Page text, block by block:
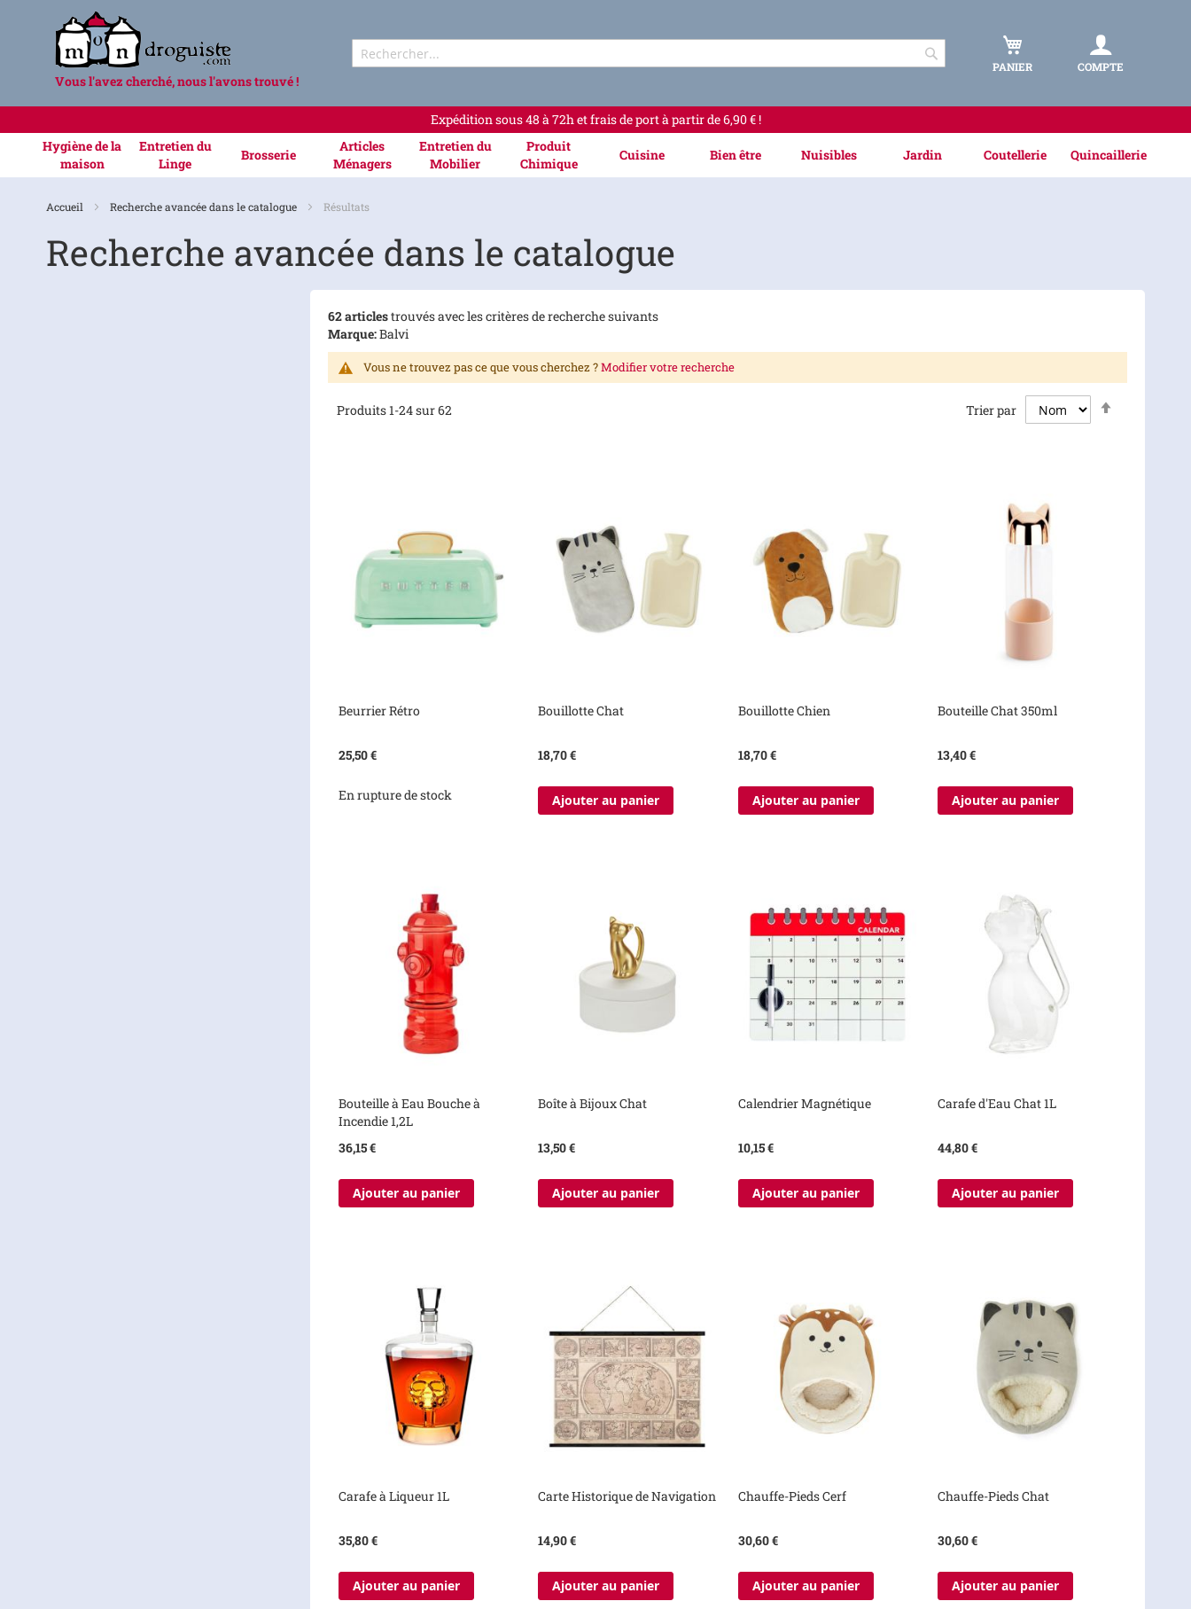
Vous l'avez cherché, nous l'avons trouvé !
RechercherPANIER COMPTE
Expédition sous 48 à 72h et frais de port à partir de 6,90 € !
Hygiène de la
maison
Entretien du
Linge
Brosserie
Articles
Ménagers
Entretien du
Mobilier
Produit
Chimique
Cuisine Bien être Nuisibles Jardin Coutellerie Quincaillerie
Accueil Recherche avancée dans le catalogue Résultats
Recherche avancée dans le catalogue
62 articlestrouvés avec les critères de recherche suivants
Marque:Balvi
Vous ne trouvez pas ce que vous cherchez ?Modifier votre recherche
Produits1-24sur62 Trier par
Beurrier Rétro
25,50 €
En rupture de stock
Bouillotte Chat
18,70 €
Ajouter au panier
Bouillotte Chien
18,70 €
Ajouter au panier
Bouteille Chat 350ml
13,40 €
Ajouter au panier
Bouteille à Eau Bouche à
Incendie 1,2L
36,15 €
Ajouter au panier
Boîte à Bijoux Chat
13,50 €
Ajouter au panier
Calendrier Magnétique
10,15 €
Ajouter au panier
Carafe d'Eau Chat 1L
44,80 €
Ajouter au panier
Carafe à Liqueur 1L
35,80 €
Ajouter au panier
Carte Historique de Navigation
14,90 €
Ajouter au panier
Chauffe-Pieds Cerf
30,60 €
Ajouter au panier
Chauffe-Pieds Chat
30,60 €
Ajouter au panier